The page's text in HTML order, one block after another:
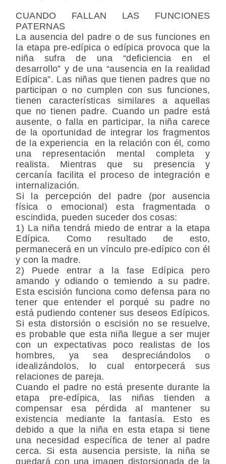
CUANDO FALLAN LAS FUNCIONES
PATERNAS
La ausencia del padre o de sus funciones en
la etapa pre-edípica o edípica provoca que la
niña sufra de una “deficiencia en el
desarrollo” y de una “ausencia en la realidad
Edípica”. Las niñas que tienen padres que no
participan o no cumplen con sus funciones,
tienen características similares a aquellas
que no tienen padre. Cuando un padre está
ausente, o falla en participar, la niña carece
de la oportunidad de integrar los fragmentos
de la experiencia en la relación con él, como
una representación mental completa y
realista. Mientras que su presencia y
cercanía facilita el proceso de integración e
internalización.
Si la percepción del padre (por ausencia
física o emocional) esta fragmentada o
escindida, pueden suceder dos cosas:
1) La niña tendrá miedo de entrar a la etapa
Edípica. Como resultado de esto,
permanecerá en un vínculo pre-edípico con él
y con la madre.
2) Puede entrar a la fase Edípica pero
amando y odiando o temiendo a su padre.
Esta escisión funciona como defensa para no
tener que entender el porqué su padre no
está pudiendo contener sus deseos Edípicos.
Si esta distorsión o escisión no se resuelve,
es probable que esta niña llegue a ser mujer
con un expectativas poco realistas de los
hombres, ya sea despreciándolos o
idealizándolos, lo cual entorpecerá sus
relaciones de pareja.
Cuando el padre no está presente durante la
etapa pre-edípica, las niñas tienden a
compensar esa pérdida al mantener su
existencia mediante la fantasía. Esto es
debido a que la niña en esta etapa si tiene
una necesidad específica de tener al padre
cerca. Si esta ausencia persiste, la niña se
quedará con una imagen distorsionada de la